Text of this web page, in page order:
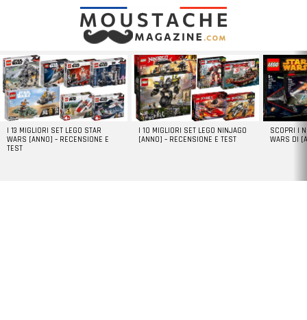
LATEST
STORIES
I 13 MIGLIORI SET LEGO STAR
WARS [ANNO] – RECENSIONE E
TEST
I 10 MIGLIORI SET LEGO NINJAGO
[ANNO] – RECENSIONE E TEST
SCOPRI I
WARS DI